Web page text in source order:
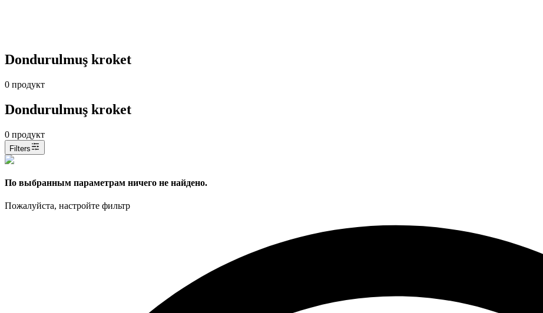
Dondurulmuş kroket
0 продукт
Dondurulmuş kroket
0 продукт
Filters
По выбранным параметрам ничего не найдено.
Пожалуйста, настройте фильтр